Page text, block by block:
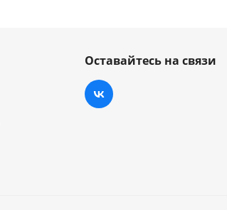
Оставайтесь на связи